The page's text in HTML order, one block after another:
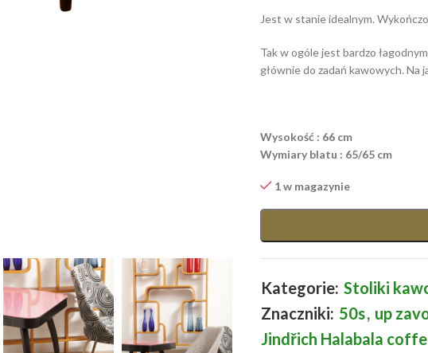
Jest w stanie idealnym.
Tak w ogóle jest bardzo
głównie do zadań kawowych. Na
Wysokość : 66 cm
Wymiary blatu : 65/65 cm
1 w magazynie
Kategorie: Stoliki
Znaczniki: 50s, up
Jindřich Halabala